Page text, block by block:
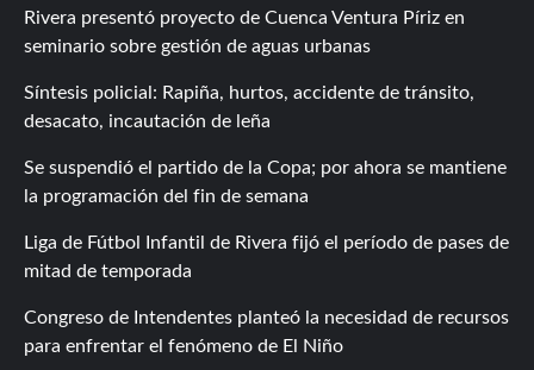
Rivera presentó proyecto de Cuenca Ventura Píriz en
seminario sobre gestión de aguas urbanas
Síntesis policial: Rapiña, hurtos, accidente de tránsito,
desacato, incautación de leña
Se suspendió el partido de la Copa; por ahora se mantiene
la programación del fin de semana
Liga de Fútbol Infantil de Rivera fijó el período de pases de
mitad de temporada
Congreso de Intendentes planteó la necesidad de recursos
para enfrentar el fenómeno de El Niño